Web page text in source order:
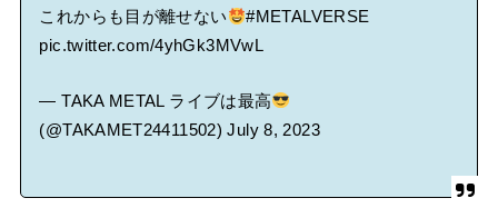
これからも目が離せない
#METALVERSE
pic.twitter.com/4yhGk3MVwL
— TAKA METAL ライブは最高
(@TAKAMET24411502)July 8, 2023